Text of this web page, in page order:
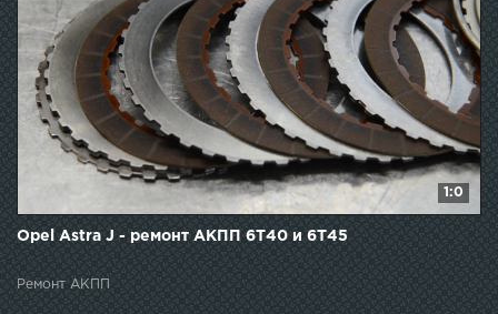
1:0
Opel Astra J - ремонт АКПП 6T40 и 6T45
Ремонт АКПП